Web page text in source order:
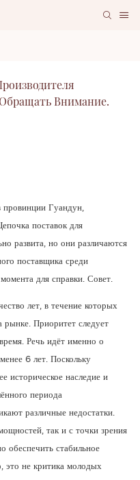
Внимание.
провинции Гуандун,
поставок для
развита, но они различаются
поставщика среди
для справки. Совет.
лет, в течение которых
рынке. Приоритет следует
Речь идёт именно о
6 лет. Поскольку
историческое наследие и
периода
различные недостатки.
так и с точки зрения
обеспечить стабильное
это не критика молодых